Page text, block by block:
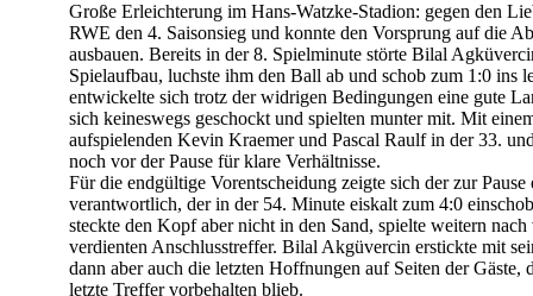
Große Erleichterung im Hans-Watzke-Stadion: gegen den
RWE den 4. Saisonsieg und konnte den Vorsprung auf die
ausbauen. Bereits in der 8. Spielminute störte Bilal
Spielaufbau, luchste ihm den Ball ab und schob zum 1:0 ins
entwickelte sich trotz der widrigen Bedingungen eine gute
sich keineswegs geschockt und spielten munter mit. Mit
aufspielenden Kevin Kraemer und Pascal Raulf in der 33.
noch vor der Pause für klare Verhältnisse.
Für die endgültige Vorentscheidung zeigte sich der zur
verantwortlich, der in der 54. Minute eiskalt zum 4:0
steckte den Kopf aber nicht in den Sand, spielte weitern
verdienten Anschlusstreffer. Bilal Akgüvercin erstickte mit
dann aber auch die letzten Hoffnungen auf Seiten der Gäste,
letzte Treffer vorbehalten blieb.